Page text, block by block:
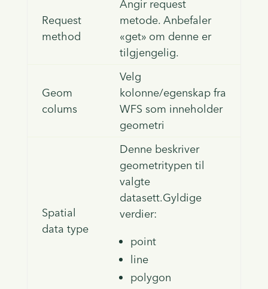
Request
method
Angir request
metode. Anbefaler
«get» om denne er
tilgjengelig.
Geom
colums
Velg
kolonne/egenskap fra
WFS som inneholder
geometri
Spatial
data type
Denne beskriver
geometritypen til
valgte
datasett.Gyldige
verdier:
point
line
polygon